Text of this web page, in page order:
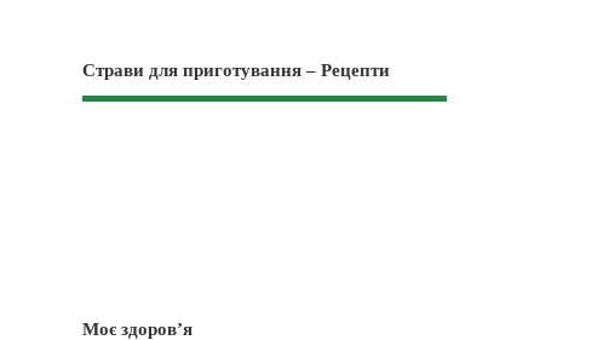
Страви для приготування – Рецепти
Моє здоров’я